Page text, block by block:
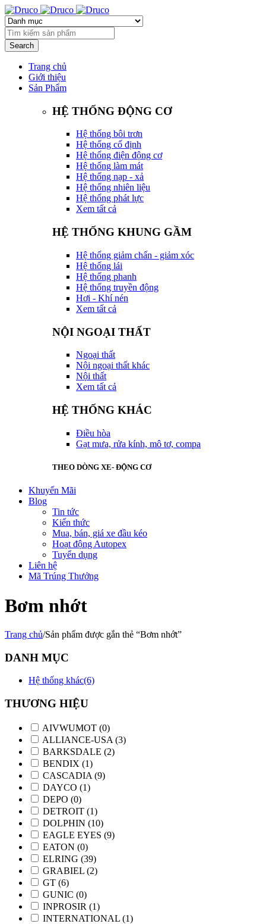
Trang chủ
Giới thiệu
Sản Phẩm
HỆ THỐNG ĐỘNG CƠ
Hệ thống bôi trơn
Hệ thống cố định
Hệ thống điện động cơ
Hệ thống làm mát
Hệ thống nạp - xả
Hệ thống nhiên liệu
Hệ thống phát lực
Xem tất cả
HỆ THỐNG KHUNG GẦM
Hệ thống giảm chấn - giảm xóc
Hệ thống lái
Hệ thống phanh
Hệ thống truyền động
Hơi - Khí nén
Xem tất cả
NỘI NGOẠI THẤT
Ngoại thất
Nội ngoại thất khác
Nội thất
Xem tất cả
HỆ THỐNG KHÁC
Điều hòa
Gạt mưa, rửa kính, mô tơ, compa
THEO DÒNG XE- ĐỘNG CƠ
Khuyến Mãi
Blog
Tin tức
Kiến thức
Mua, bán, giá xe đầu kéo
Hoạt động Autopex
Tuyển dụng
Liên hệ
Mã Trúng Thưởng
Bơm nhớt
Trang chủ/Sản phẩm được gắn thẻ “Bơm nhớt”
DANH MỤC
Hệ thống khác(6)
THƯƠNG HIỆU
AIVWUMOT (0)
ALLIANCE-USA (3)
BARKSDALE (2)
BENDIX (1)
CASCADIA (9)
DAYCO (1)
DEPO (0)
DETROIT (1)
DOLPHIN (10)
EAGLE EYES (9)
EATON (0)
ELRING (39)
GRABIEL (2)
GT (6)
GUNIC (0)
INPROSIR (1)
INTERNATIONAL (1)